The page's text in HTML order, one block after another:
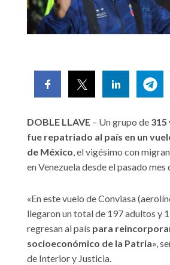
DOBLE LLAVE – Un grupo de 315
fue repatriado al país en un
de México, el vigésimo con
en Venezuela desde el pasado
«En este vuelo de Conviasa
llegaron un total de 197 adultos y
regresan al país para
socioeconómico de la Patria»,
de Interior y Justicia.